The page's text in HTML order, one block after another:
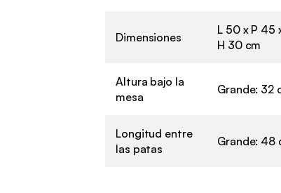
Dimensiones
L 50 x P 45
H 30 cm
Altura bajo la
mesa
Grande: 32
Longitud entre
las patas
Grande: 48